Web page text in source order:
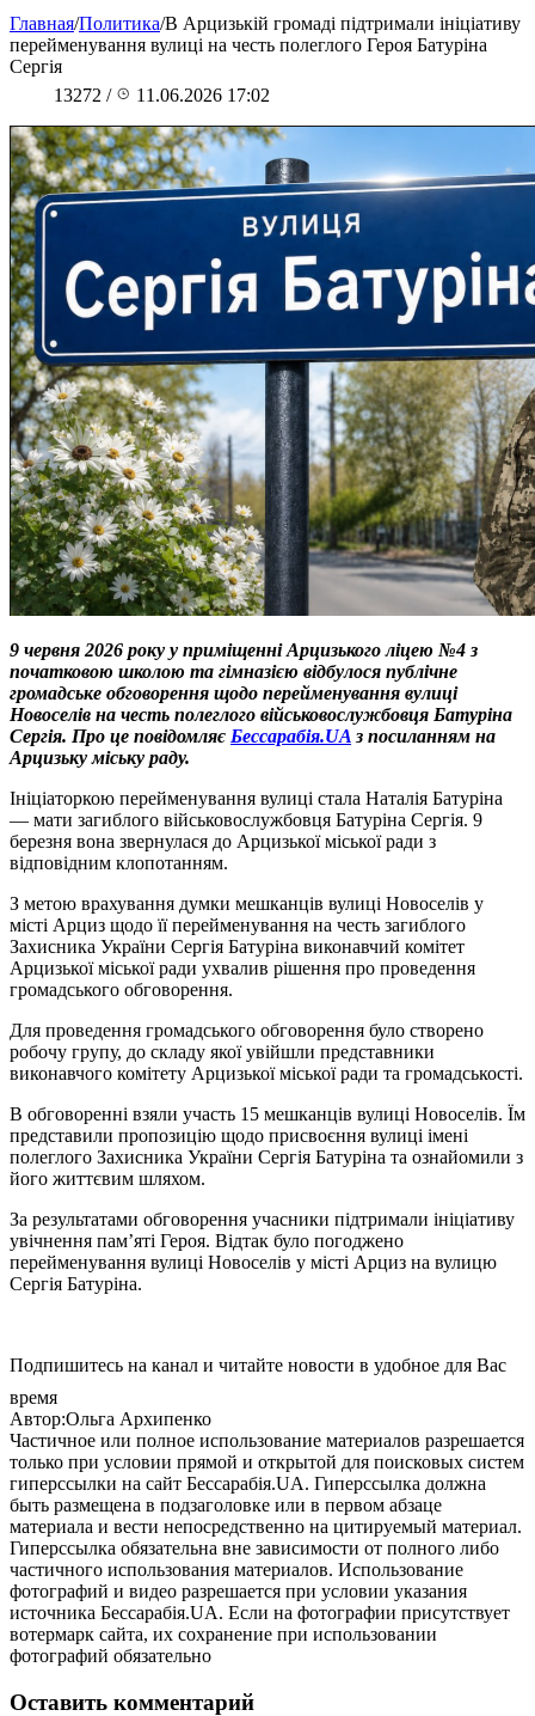
Главная/Политика/В Арцизькій громаді підтримали ініціативу
перейменування вулиці на честь полеглого Героя Батуріна
Сергія
13272 / 11.06.2026 17:02
9 червня 2026 року у приміщенні Арцизького ліцею №4 з
початковою школою та гімназією відбулося публічне
громадське обговорення щодо перейменування вулиці
Новоселів на честь полеглого військовослужбовця Батуріна
Сергія. Про це повідомляє Бессарабія.UA з посиланням на
Арцизьку міську раду.
Ініціаторкою перейменування вулиці стала Наталія Батуріна
— мати загиблого військовослужбовця Батуріна Сергія. 9
березня вона звернулася до Арцизької міської ради з
відповідним клопотанням.
З метою врахування думки мешканців вулиці Новоселів у
місті Арциз щодо її перейменування на честь загиблого
Захисника України Сергія Батуріна виконавчий комітет
Арцизької міської ради ухвалив рішення про проведення
громадського обговорення.
Для проведення громадського обговорення було створено
робочу групу, до складу якої увійшли представники
виконавчого комітету Арцизької міської ради та громадськості.
В обговоренні взяли участь 15 мешканців вулиці Новоселів. Їм
представили пропозицію щодо присвоєння вулиці імені
полеглого Захисника України Сергія Батуріна та ознайомили з
його життєвим шляхом.
За результатами обговорення учасники підтримали ініціативу
увічнення пам’яті Героя. Відтак було погоджено
перейменування вулиці Новоселів у місті Арциз на вулицю
Сергія Батуріна.
Подпишитесь на канал и читайте новости в удобное для Вас
время
Автор:Ольга Архипенко
Частичное или полное использование материалов разрешается
только при условии прямой и открытой для поисковых систем
гиперссылки на сайт Бессарабія.UA. Гиперссылка должна
быть размещена в подзаголовке или в первом абзаце
материала и вести непосредственно на цитируемый материал.
Гиперссылка обязательна вне зависимости от полного либо
частичного использования материалов. Использование
фотографий и видео разрешается при условии указания
источника Бессарабія.UA. Если на фотографии присутствует
вотермарк сайта, их сохранение при использовании
фотографий обязательно
Оставить комментарий